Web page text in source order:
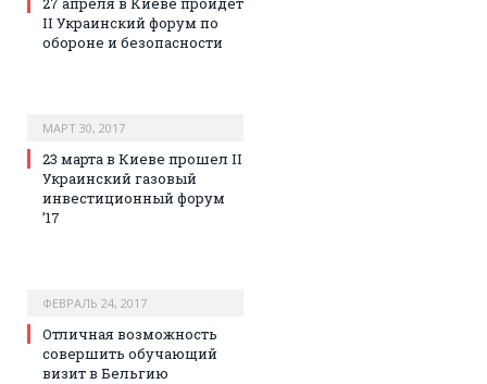
II Украинский форум по
обороне и безопасности
МАРТ 30, 2017
23 марта в Киеве прошел II
Украинский газовый
инвестиционный форум
’17
ФЕВРАЛЬ 24, 2017
Отличная возможность
совершить обучающий
визит в Бельгию